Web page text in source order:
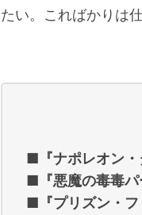
たい。こればかりは
■ 『ナポレオン
■ 『悪魔の毒毒パ
■ 『プリズン・フ